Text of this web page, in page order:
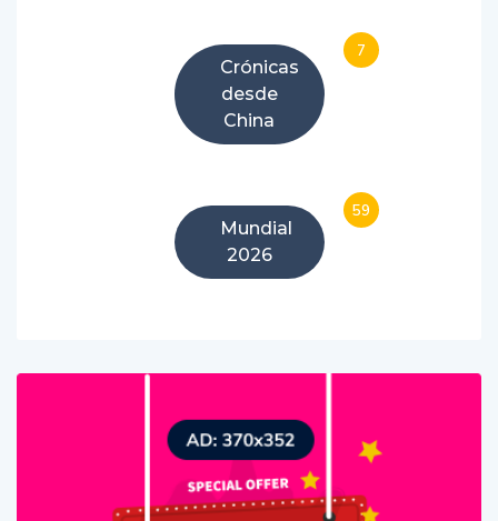
Crónicas
desde
China
7
Mundial
2026
59